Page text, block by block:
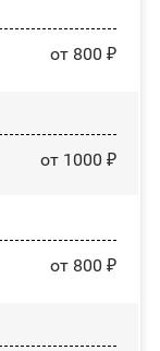
от 800 ₽
от 1000 ₽
от 800 ₽